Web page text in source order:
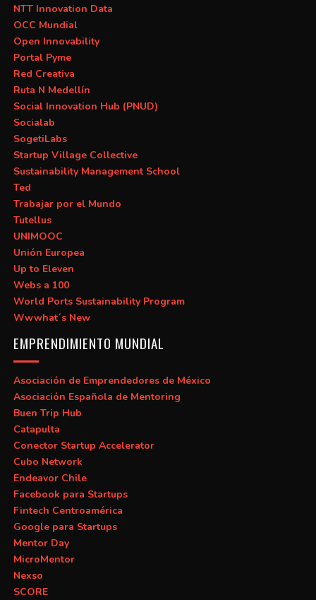
NTT Innovation Data
OCC Mundial
Open Innovability
Portal Pyme
Red Creativa
Ruta N Medellín
Social Innovation Hub (PNUD)
Socialab
SogetiLabs
Startup Village Collective
Sustainability Management School
Ted
Trabajar por el Mundo
Tutellus
UNIMOOC
Unión Europea
Up to Eleven
Webs a 100
World Ports Sustainability Program
Wwwhat´s New
EMPRENDIMIENTO MUNDIAL
Asociación de Emprendedores de México
Asociación Española de Mentoring
Buen Trip Hub
Catapulta
Conector Startup Accelerator
Cubo Network
Endeavor Chile
Facebook para Startups
Fintech Centroamérica
Google para Startups
Mentor Day
MicroMentor
Nexso
SCORE